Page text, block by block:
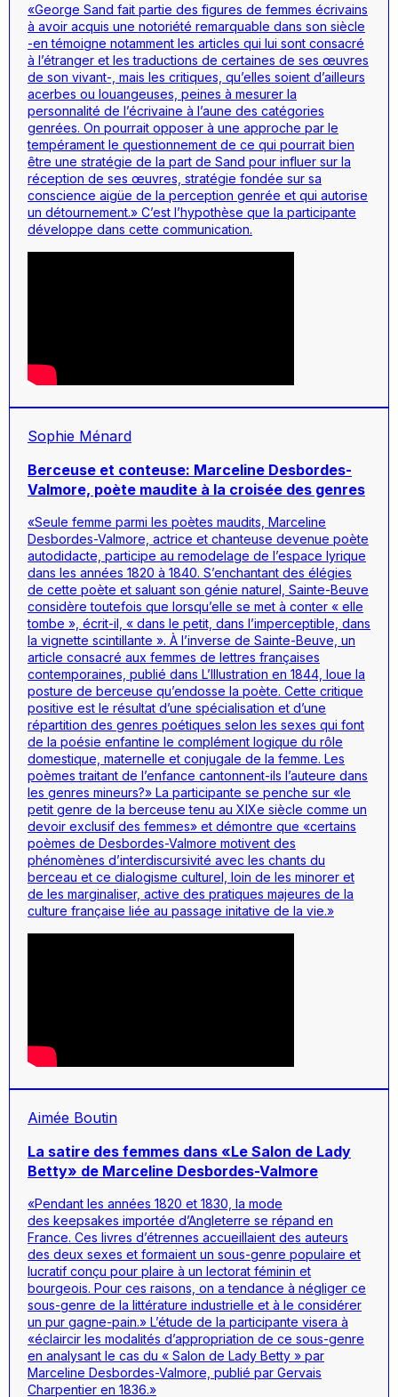
«George Sand fait partie des figures de femmes écrivains
à avoir acquis une notoriété remarquable dans son siècle
-en témoigne notamment les articles qui lui sont consacré
à l’étranger et les traductions de certaines de ses œuvres
de son vivant-, mais les critiques, qu’elles soient d’ailleurs
acerbes ou louangeuses, peines à mesurer la
personnalité de l’écrivaine à l’aune des catégories
genrées. On pourrait opposer à une approche par le
tempérament le questionnement de ce qui pourrait bien
être une stratégie de la part de Sand pour influer sur la
réception de ses œuvres, stratégie fondée sur sa
conscience aigüe de la perception genrée et qui autorise
un détournement.» C’est l’hypothèse que la participante
développe dans cette communication.
Sophie Ménard
Berceuse et conteuse: Marceline Desbordes-
Valmore, poète maudite à la croisée des genres
«Seule femme parmi les poètes maudits, Marceline
Desbordes-Valmore, actrice et chanteuse devenue poète
autodidacte, participe au remodelage de l’espace lyrique
dans les années 1820 à 1840. S’enchantant des élégies
de cette poète et saluant son génie naturel, Sainte-Beuve
considère toutefois que lorsqu’elle se met à conter « elle
tombe », écrit-il, « dans le petit, dans l’imperceptible, dans
la vignette scintillante ». À l’inverse de Sainte-Beuve, un
article consacré aux femmes de lettres françaises
contemporaines, publié dans L’Illustration en 1844, loue la
posture de berceuse qu’endosse la poète. Cette critique
positive est le résultat d’une spécialisation et d’une
répartition des genres poétiques selon les sexes qui font
de la poésie enfantine le complément logique du rôle
domestique, maternelle et conjugale de la femme. Les
poèmes traitant de l’enfance cantonnent-ils l’auteure dans
les genres mineurs?» La participante se penche sur «le
petit genre de la berceuse tenu au XIXe siècle comme un
devoir exclusif des femmes» et démontre que «certains
poèmes de Desbordes-Valmore motivent des
phénomènes d’interdiscursivité avec les chants du
berceau et ce dialogisme culturel, loin de les minorer et
de les marginaliser, active des pratiques majeures de la
culture française liée au passage initative de la vie.»
Aimée Boutin
La satire des femmes dans «Le Salon de Lady
Betty» de Marceline Desbordes-Valmore
«Pendant les années 1820 et 1830, la mode
des keepsakes importée d’Angleterre se répand en
France. Ces livres d’étrennes accueillaient des auteurs
des deux sexes et formaient un sous-genre populaire et
lucratif conçu pour plaire à un lectorat féminin et
bourgeois. Pour ces raisons, on a tendance à négliger ce
sous-genre de la littérature industrielle et à le considérer
un pur gagne-pain.» L’étude de la participante visera à
«éclaircir les modalités d’appropriation de ce sous-genre
en analysant le cas du « Salon de Lady Betty » par
Marceline Desbordes-Valmore, publié par Gervais
Charpentier en 1836.»